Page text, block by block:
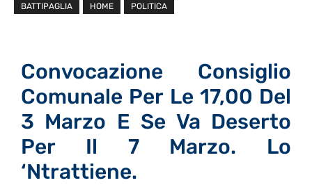
BATTIPAGLIA HOME POLITICA
Convocazione Consiglio
Comunale Per Le 17,00 Del
3 Marzo E Se Va Deserto
Per Il 7 Marzo. Lo
‘ntrattiene.